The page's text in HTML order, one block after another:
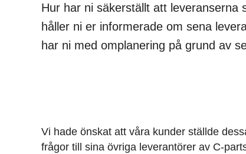
Hur har ni säkerställt att leveranserna
håller ni er informerade om sena
har ni med omplanering på grund av
Vi hade önskat att våra kunder ställde
frågor till sina övriga leverantörer av C-